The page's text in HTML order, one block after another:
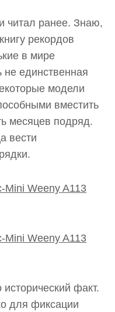
создавали
аккуратно,
просто,
читал ранее. Знаю,
рекордов
в мире
единственная
модели
вместить
месяцев подряд.
вести
факт.
для фиксации